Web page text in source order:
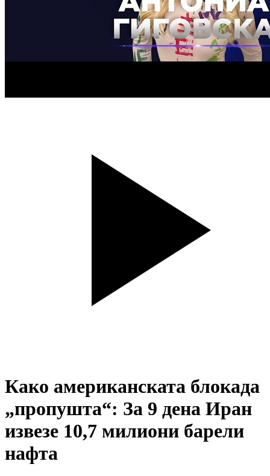
Како американската блокада
„пропушта“: За 9 дена Иран
извезе 10,7 милиони барели
нафта